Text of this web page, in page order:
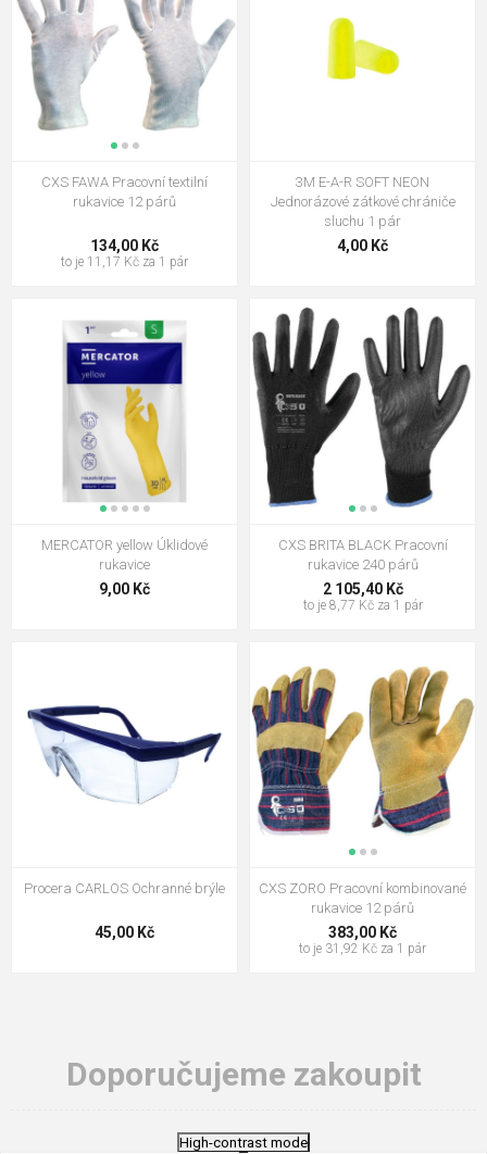
CXS FAWA Pracovní textilní
rukavice 12 párů
134,00 Kč
to je 11,17 Kč za 1 pár
3M E-A-R SOFT NEON
Jednorázové zátkové chrániče
sluchu 1 pár
4,00 Kč
MERCATOR yellow Úklidové
rukavice
9,00 Kč
CXS BRITA BLACK Pracovní
rukavice 240 párů
2 105,40 Kč
to je 8,77 Kč za 1 pár
Procera CARLOS Ochranné brýle
45,00 Kč
CXS ZORO Pracovní kombinované
rukavice 12 párů
383,00 Kč
to je 31,92 Kč za 1 pár
Doporučujeme zakoupit
High-contrast mode